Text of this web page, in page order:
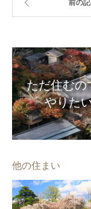
ただ住むの
やりた
他の住まい